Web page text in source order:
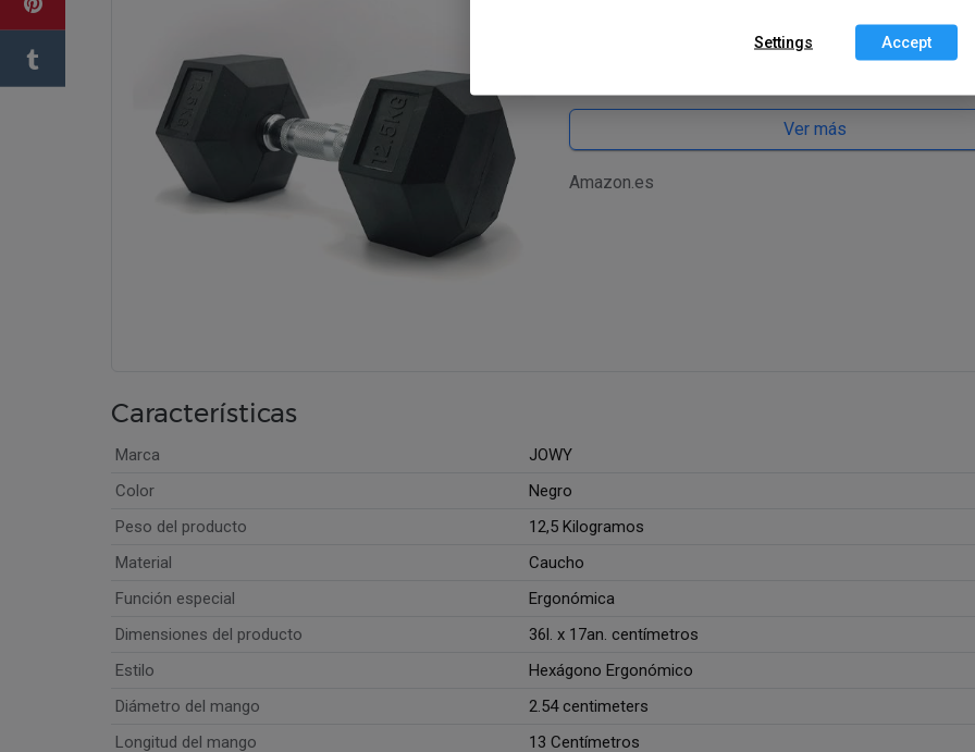
2x8kg / 2x10kg / 1x12,5kg /
Ver más
Amazon.es
Características
Marca
JOWY
Color
Negro
Peso del producto
12,5 Kilogramos
Material
Caucho
Función especial
Ergonómica
Dimensiones del producto
36l. x 17an. centímetros
Estilo
Hexágono Ergonómico
Diámetro del mango
2.54 centimeters
Longitud del mango
13 Centímetros
Accept
Settings